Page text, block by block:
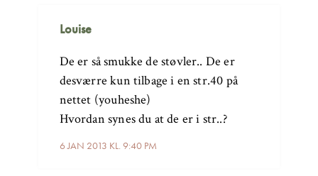
Louise
6 JAN 2013 KL. 9:40 PM
De er så smukke de støvler.. De er
desværre kun tilbage i en str.40 på
nettet (youheshe)
Hvordan synes du at de er i str..?